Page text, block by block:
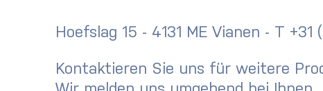
Hoefslag 15 - 4131 ME Vianen - T
Kontaktieren Sie uns für weitere